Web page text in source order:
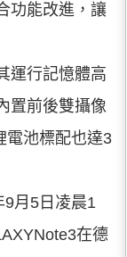
功能改進，讓
運行記憶體高
置前後雙攝像
電池標配也達3
9月5日凌晨1
在德